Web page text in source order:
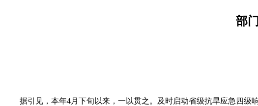
部
据引见，本年4月下旬以来，一以贯之。及时启动省级抗旱应急四级